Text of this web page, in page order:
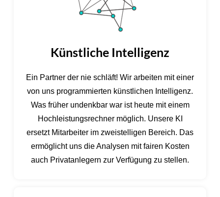
Künstliche Intelligenz
Ein Partner der nie schläft! Wir arbeiten mit einer
von uns programmierten künstlichen Intelligenz.
Was früher undenkbar war ist heute mit einem
Hochleistungsrechner möglich. Unsere KI
ersetzt Mitarbeiter im zweistelligen Bereich. Das
ermöglicht uns die Analysen mit fairen Kosten
auch Privatanlegern zur Verfügung zu stellen.